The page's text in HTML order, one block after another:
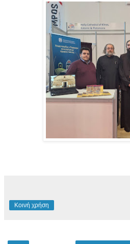
Κοινή χρήση